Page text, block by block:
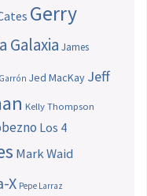
Gerry
Galaxia James
Jed MacKay Jeff
Kelly Thompson
Los 4
Mark Waid
X Pepe Larraz